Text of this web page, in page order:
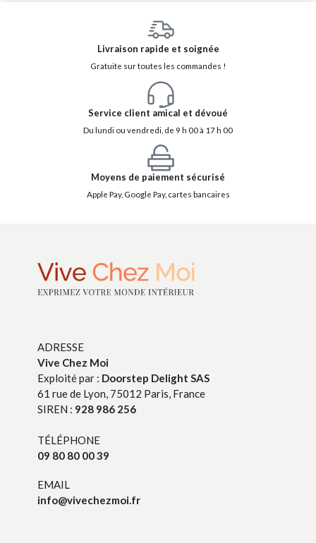
Livraison rapide et soignée
Gratuite sur toutes les commandes !
Service client amical et dévoué
Du lundi ou vendredi, de 9 h 00 à 17 h 00
Moyens de paiement sécurisé
Apple Pay, Google Pay, cartes bancaires
ADRESSE
Vive Chez Moi
Exploité par : Doorstep Delight SAS
61 rue de Lyon, 75012 Paris, France
SIREN : 928 986 256
TÉLÉPHONE
09 80 80 00 39
EMAIL
info@vivechezmoi.fr